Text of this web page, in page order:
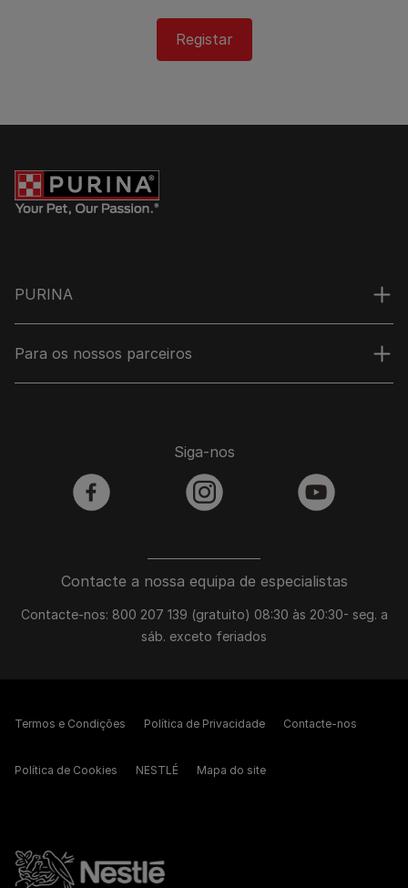
Registar
PURINA
Para os nossos parceiros
Contacte a nossa equipa de especialistas
Contacte-nos: 800 207 139 (gratuito) 08:30 às 20:30- seg. a
sáb. exceto feriados
Siga-nos
facebook instagram youtube
Termos e Condições Política de Privacidade Contacte-nos
Política de Cookies NESTLÉ Mapa do site